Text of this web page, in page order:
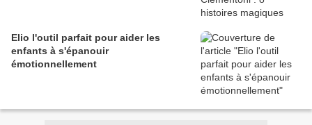
Elio l'outil parfait pour aider les
enfants à s'épanouir
émotionnellement